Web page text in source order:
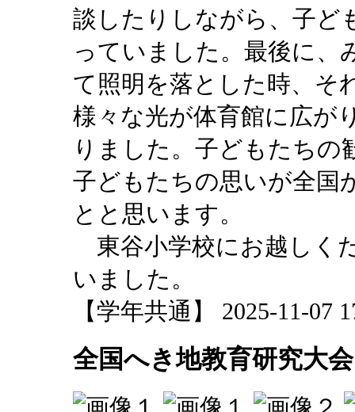
談したりしながら、子ど
っていました。最後に、
て照明を落とした時、そ
様々な光が体育館に広が
りました。子どもたちの
子どもたちの思いが全国
とと思います。
東谷小学校にお越しく
いました。
【学年共通】 2025-11-07
全国へき地教育研究大